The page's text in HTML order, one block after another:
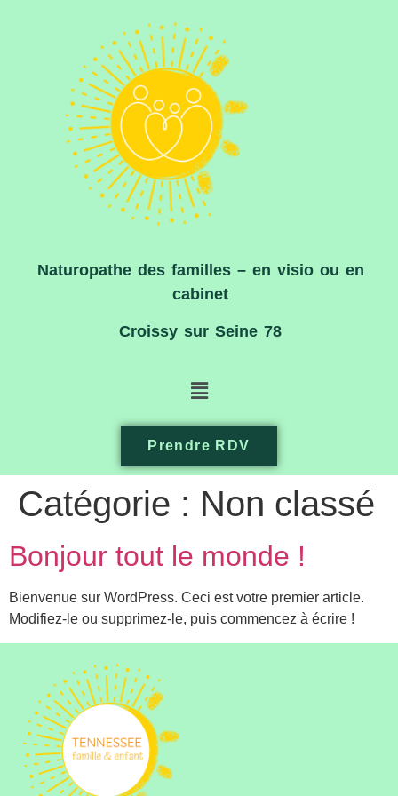
Naturopathe des familles – en visio ou en
cabinet
Croissy sur Seine 78
Prendre RDV
Catégorie : Non classé
Bonjour tout le monde !
Bienvenue sur WordPress. Ceci est votre premier article.
Modifiez-le ou supprimez-le, puis commencez à écrire !